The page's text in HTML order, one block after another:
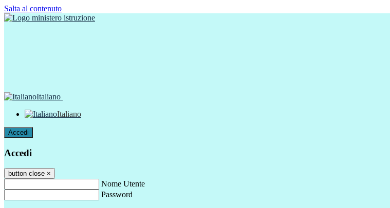
Salta al contenuto
Italiano
Italiano
Accedi
Accedi
button close ×
Nome Utente
Password